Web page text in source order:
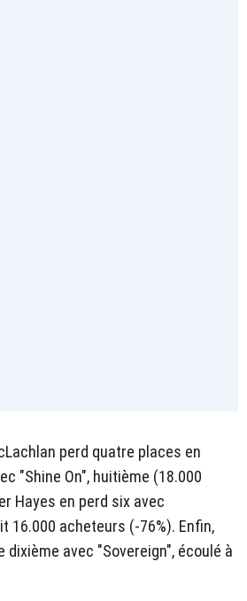
perd quatre places en
"Shine On", huitième (18.000
Hayes en perd six avec
16.000 acheteurs (-76%). Enfin,
dixième avec "Sovereign", écoulé à